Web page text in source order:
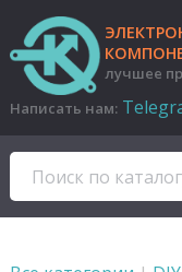
лучшее
Написать нам: